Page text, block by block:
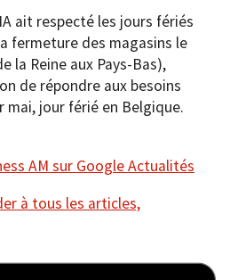
ait respecté les jours fériés
fermeture des magasins le
la Reine aux Pays-Bas),
de répondre aux besoins
mai, jour férié en Belgique.
AM sur Google Actualités
à tous les articles,